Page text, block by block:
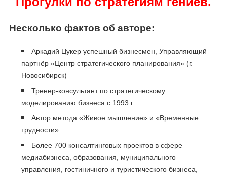
Несколько фактов об авторе:
Аркадий Цукер успешный бизнесмен, Управляющий
партнёр «Центр стратегического планирования» (г.
Новосибирск)
Тренер-консультант по стратегическому
моделированию бизнеса с 1993 г.
Автор метода «Живое мышление» и «Временные
трудности».
Более 700 консалтинговых проектов в сфере
медиабизнеса, образования, муниципального
управления, гостиничного и туристического бизнеса,